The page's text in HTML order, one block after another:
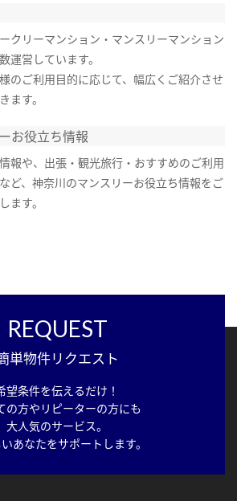
クリーマンション・マンスリーマンション
運営しています。
のご利用目的に応じて、幅広くご紹介させ
ます。
お役立ち情報
報や、出張・観光旅行・おすすめのご利用
ど、神奈川のマンスリーお役立ち情報をご
ます。
REQUEST
単物件リクエスト
望条件を伝えるだけ！
の方やリピーターの方にも
大人気のサービス。
あなたをサポートします。